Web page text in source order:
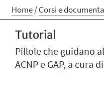
Home/Corsi e
Tutorial
Pillole che guidano
ACNP e GAP, a cura